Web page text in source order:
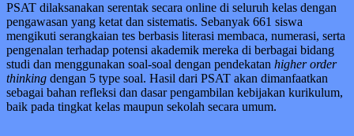
PSAT dilaksanakan serentak secara online di seluruh kelas dengan
pengawasan yang ketat dan sistematis. Sebanyak 661 siswa
mengikuti serangkaian tes berbasis literasi membaca, numerasi, serta
pengenalan terhadap potensi akademik mereka di berbagai bidang
studi dan menggunakan soal-soal dengan pendekatan higher order
thinking dengan 5 type soal. Hasil dari PSAT akan dimanfaatkan
sebagai bahan refleksi dan dasar pengambilan kebijakan kurikulum,
baik pada tingkat kelas maupun sekolah secara umum.